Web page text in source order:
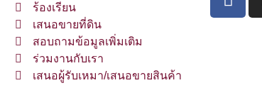
ร้องเรียน
เสนอขายที่ดิน
สอบถามข้อมูลเพิ่มเติม
ร่วมงานกับเรา
เสนอผู้รับเหมา/เสนอขายสินค้า